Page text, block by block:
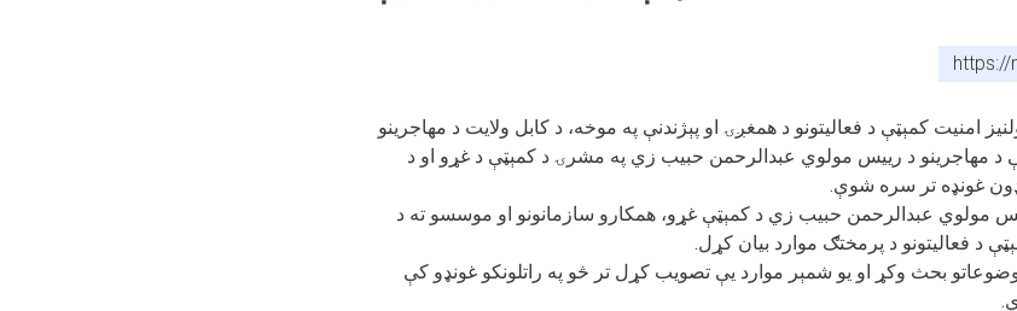
جدیې په ۲۴مه د ټولنیز امنیت کمېټې د فعالیتونو د همغږۍ او پېژندنې په موخه، د کابل ولایت د مهاجرینو
د مهاجرینو د رییس مولوي عبدالرحمن حبیب زي په مشرۍ د کمېټې د غړو او د
غونډه تر سره شوې.
مولوي عبدالرحمن حبیب زي د کمېټې غړو، همکارو سازمانونو او موسسو ته د
د فعالیتونو د پرمختګ موارد بیان کړل.
بحث وکړ او یو شمېر موارد یې تصویب کړل تر څو په راتلونکو غونډو کې